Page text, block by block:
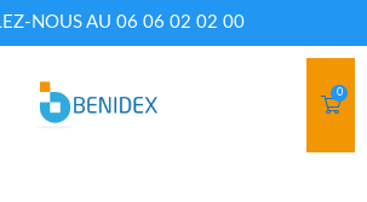
NOUS AU 06 06 02 02 00
0